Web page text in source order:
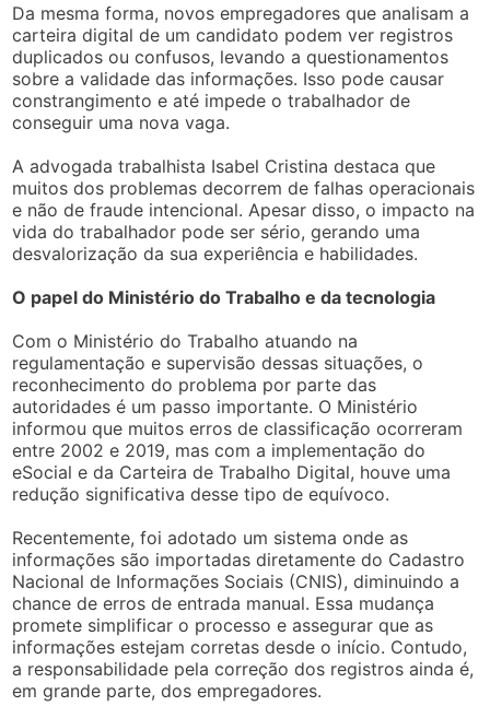
Da mesma forma, novos empregadores que analisam a
carteira digital de um candidato podem ver registros
duplicados ou confusos, levando a questionamentos
sobre a validade das informações. Isso pode causar
constrangimento e até impede o trabalhador de
conseguir uma nova vaga.
A advogada trabalhista Isabel Cristina destaca que
muitos dos problemas decorrem de falhas operacionais
e não de fraude intencional. Apesar disso, o impacto na
vida do trabalhador pode ser sério, gerando uma
desvalorização da sua experiência e habilidades.
O papel do Ministério do Trabalho e da tecnologia
Com o Ministério do Trabalho atuando na
regulamentação e supervisão dessas situações, o
reconhecimento do problema por parte das
autoridades é um passo importante. O Ministério
informou que muitos erros de classificação ocorreram
entre 2002 e 2019, mas com a implementação do
eSocial e da Carteira de Trabalho Digital, houve uma
redução significativa desse tipo de equívoco.
Recentemente, foi adotado um sistema onde as
informações são importadas diretamente do Cadastro
Nacional de Informações Sociais (CNIS), diminuindo a
chance de erros de entrada manual. Essa mudança
promete simplificar o processo e assegurar que as
informações estejam corretas desde o início. Contudo,
a responsabilidade pela correção dos registros ainda é,
em grande parte, dos empregadores.